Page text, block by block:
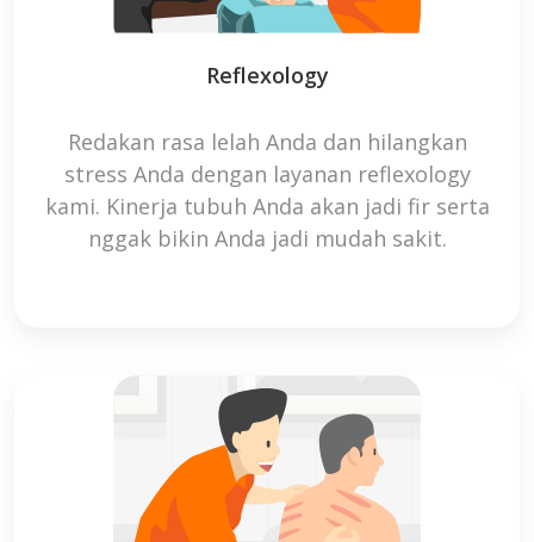
Reflexology
Redakan rasa lelah Anda dan hilangkan
stress Anda dengan layanan reflexology
kami. Kinerja tubuh Anda akan jadi fir serta
nggak bikin Anda jadi mudah sakit.